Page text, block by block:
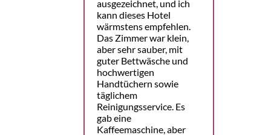
ausgezeichnet, und ich
kann dieses Hotel
wärmstens empfehlen.
Das Zimmer war klein,
aber sehr sauber, mit
guter Bettwäsche und
hochwertigen
Handtüchern sowie
täglichem
Reinigungsservice. Es
gab eine
Kaffeemaschine, aber